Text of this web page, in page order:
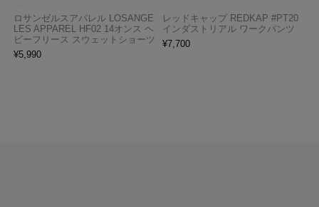
ロサンゼルスアパレル LOSANGE
LES APPAREL HF02 14オンス ヘ
ビーフリース スウェットショーツ
¥5,990
レッドキャップ REDKAP #PT20
インダストリアル ワークパンツ
¥7,700